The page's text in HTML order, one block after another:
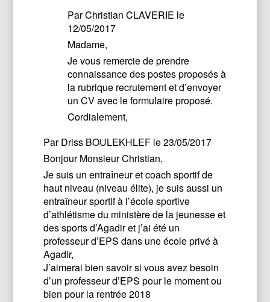
ParChristian CLAVERIE le
12/05/2017
Madame,
Je vous remercie de prendre
connaissance des postes proposés à
la rubrique recrutement et d’envoyer
un CV avec le formulaire proposé.
Cordialement,
ParDriss BOULEKHLEF le 23/05/2017
Bonjour Monsieur Christian,
Je suis un entraîneur et coach sportif de
haut niveau (niveau élite), je suis aussi un
entraîneur sportif à l’école sportive
d’athlétisme du ministère de la jeunesse et
des sports d’Agadir et j’ai été un
professeur d’EPS dans une école privé à
Agadir,
J’aimerai bien savoir si vous avez besoin
d’un professeur d’EPS pour le moment ou
bien pour la rentrée 2018